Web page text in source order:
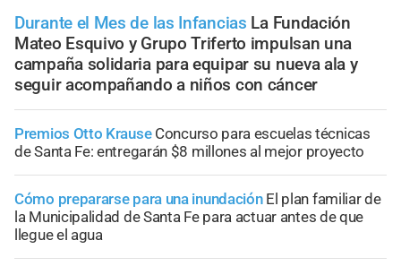
Durante el Mes de las Infancias La Fundación
Mateo Esquivo y Grupo Triferto impulsan una
campaña solidaria para equipar su nueva ala y
seguir acompañando a niños con cáncer
Premios Otto Krause Concurso para escuelas técnicas
de Santa Fe: entregarán $8 millones al mejor proyecto
Cómo prepararse para una inundación El plan familiar de
la Municipalidad de Santa Fe para actuar antes de que
llegue el agua